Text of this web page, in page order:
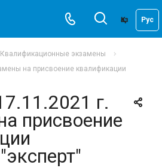
Қаз Рус
Квалификационные экзамены
на присвоение квалификации
г.
присвоение